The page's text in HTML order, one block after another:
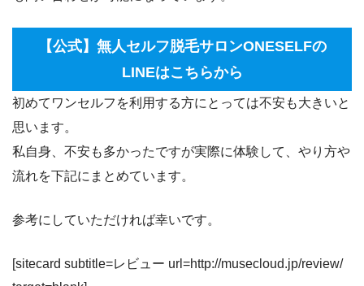
【公式】無人セルフ脱毛サロンONESELFの
LINEはこちらから
初めてワンセルフを利用する方にとっては不安も大きいと
思います。
私自身、不安も多かったですが実際に体験して、やり方や
流れを下記にまとめています。
参考にしていただければ幸いです。
[sitecard subtitle=レビュー url=http://musecloud.jp/review/